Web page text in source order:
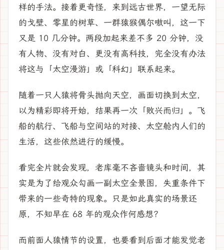
样的手法。接着更奇怪，来到远古世界，一望无际
的戈壁、零星的树草、一群猿猴偶尔嗷叫，这一下
又是 10 几分钟。两段加起来差不多 20 分钟，没
有人物、没有对白、更没有高科技，完全没有办法
将这与「太空漫游」或「科幻」联系起来。
随着一只人猿将骨头抛向天空，画面切换到太空，
以为精彩即将开始，结果再一次「败兴而归」。飞
船的航行、飞船与空间站的对接、太空舱内人们的
生活，这些依然进行的缓慢。
看完全片就会发现，老库毫不吝啬镜头和时间，其
实是为了给观众勾画一副太空全景图，失重条件下
带来的一些奇特的现象。只是如此真实的场景还
原，不知早在 68 年的观众作何感想？
而前面人猿情节的设置，也要看到后面才能发觉老